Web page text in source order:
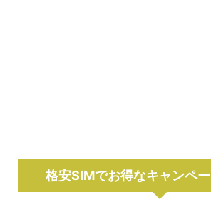
格安SIMでお得なキャンペー